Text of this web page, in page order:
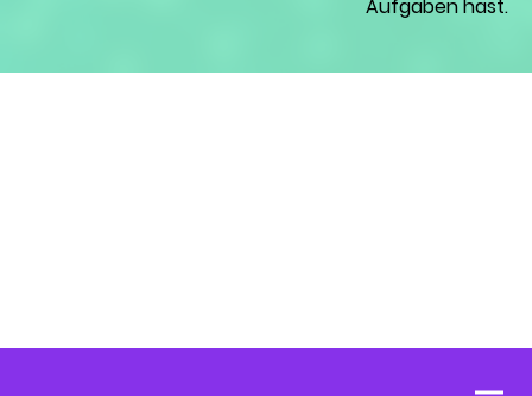
Aufgaben hast.